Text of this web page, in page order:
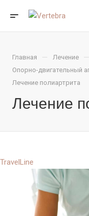
Главная — Лечение —
Опорно-двигательный
Лечение полиартрита
Лечение
TravelLine